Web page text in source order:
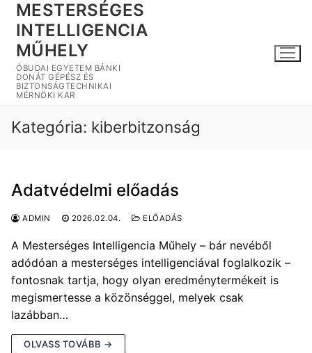
Ugrás
tartalomra
MESTERSÉGES
INTELLIGENCIA
MŰHELY
ÓBUDAI EGYETEM BÁNKI
DONÁT GÉPÉSZ ÉS
BIZTONSÁGTECHNIKAI
MÉRNÖKI KAR
Kategória: kiberbitzonság
Adatvédelmi előadás
ADMIN 2026.02.04. ELŐADÁS
A Mesterséges Intelligencia Műhely – bár nevéből
adódóan a mesterséges intelligenciával foglalkozik –
fontosnak tartja, hogy olyan eredménytermékeit is
megismertesse a közönséggel, melyek csak
lazábban…
OLVASS TOVÁBB →